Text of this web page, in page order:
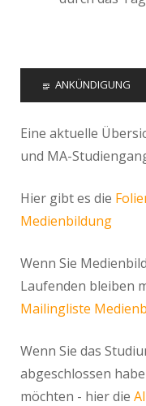
ANKÜNDIGUNG
Eine aktuelle
und MA-
Hier gibt es die
Medienbildung
Wenn Sie
Laufenden bleiben
Mailingliste
Wenn Sie das
abgeschlossen
möchten - hier die